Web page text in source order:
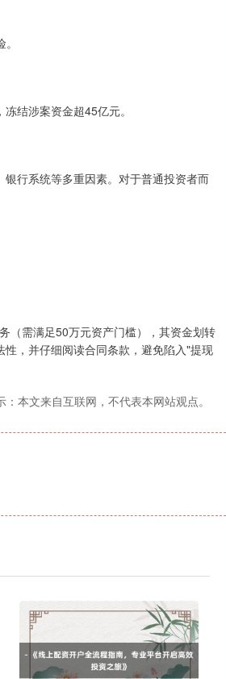
结涉案资金超45亿元。
行系统等多重因素。对于普通投资者而
（需满足50万元资产门槛），其资金划转
，并仔细阅读合同条款，避免陷入"提现
本文来自互联网，不代表本网站观点。